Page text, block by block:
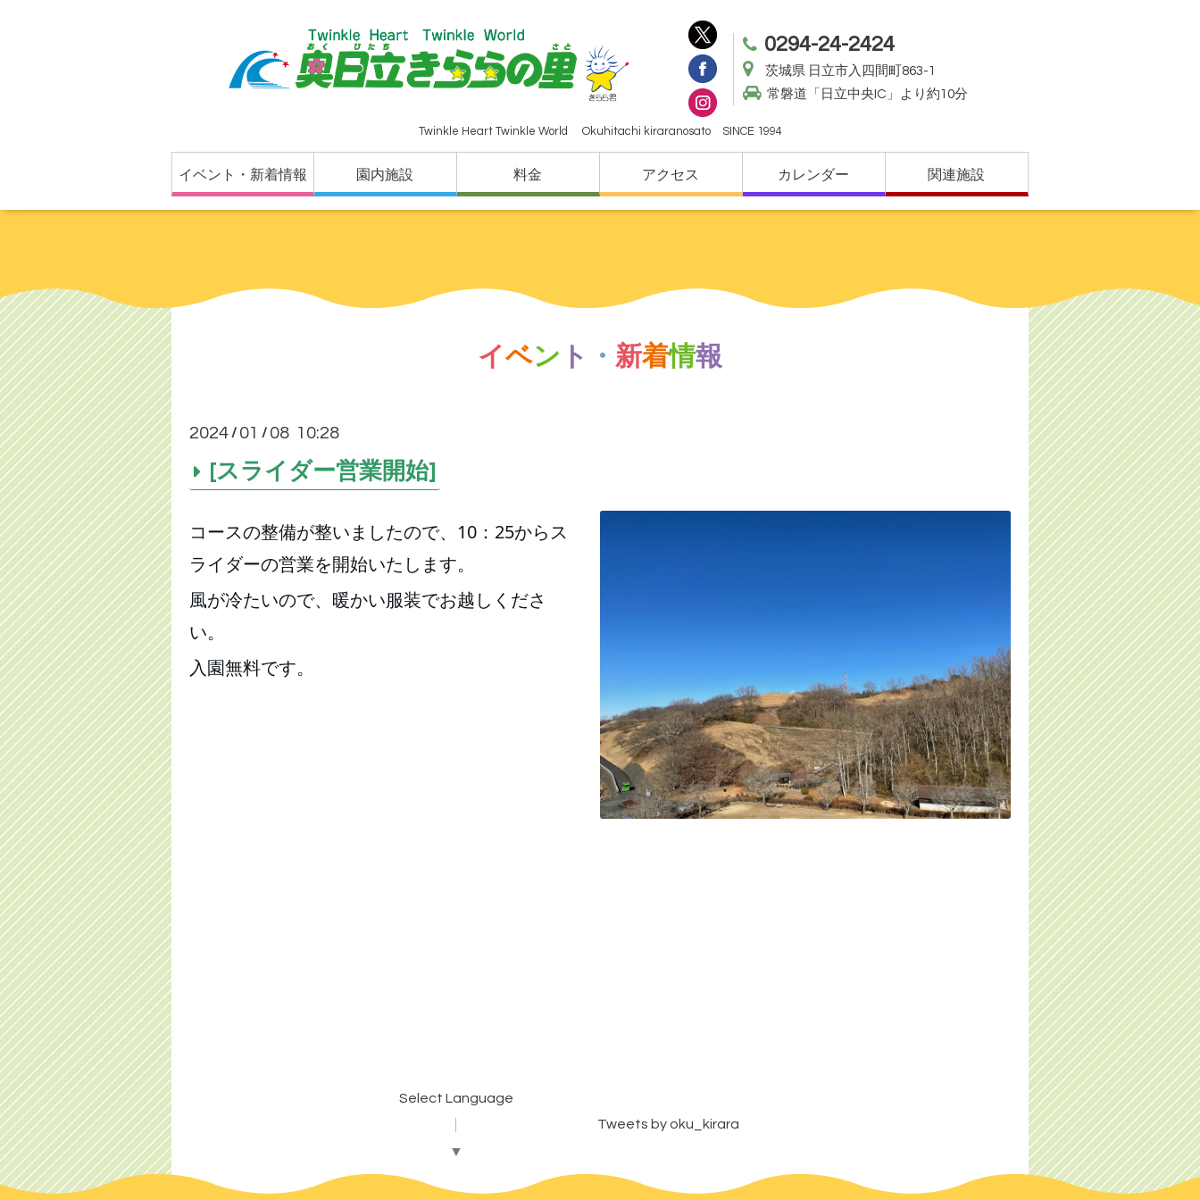
0294-24-2424
茨城県 日立市入四間町863-1
常磐道「日立中央IC」より約10分
Twinkle Heart Twinkle World Okuhitachi kiraranosato SINCE 1994
イベント・新着情報 園内施設 料金 アクセス カレンダー 関連施設
イベン ト ・ 新着情報
2024 / 01 / 08 10:28
[スライダー営業開始]
コースの整備が整いましたので、10：25からス
ライダーの営業を開始いたします。
風が冷たいので、暖かい服装でお越しくださ
い。
入園無料です。
Select Language
▼
Tweets by oku_kirara